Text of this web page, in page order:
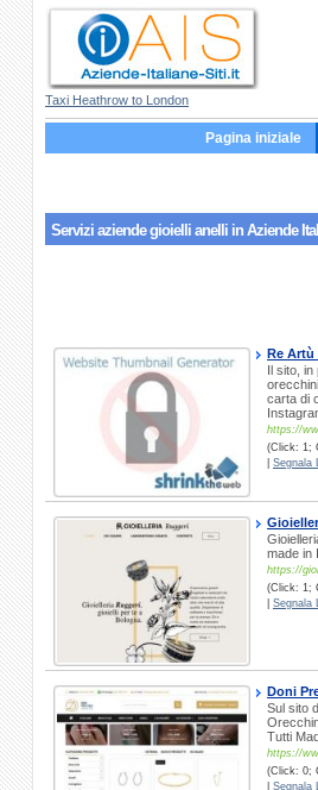
Taxi Heathrow to London
Pagina iniziale
Servizi aziendegioielli anelli in Aziende
Re Artù
Il sito, in
carta di
https://
(Click: 1;
Segnala
made in
https://
(Click: 1;
Segnala
Doni
Sul sito
Tutti
https://
(Click: 0;
Segnala